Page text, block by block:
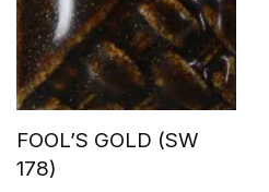
FOOL’S GOLD (SW
178)